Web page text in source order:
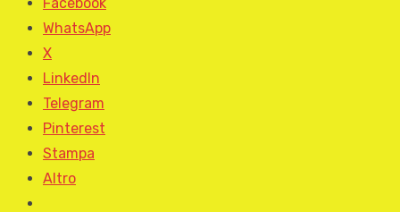
WhatsApp
X
LinkedIn
Telegram
Pinterest
Stampa
Altro